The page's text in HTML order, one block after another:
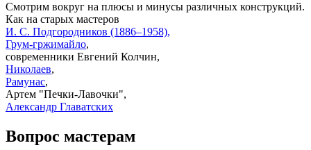
Смотрим вокруг на плюсы и минусы различных конструкций.
Как на старых мастеров
И. С. Подгородников (1886–1958),
Грум-гржимайло,
современники Евгений Колчин,
Николаев,
Рамунас,
Артем "Печки-Лавочки",
Александр Главатских
Вопрос мастерам